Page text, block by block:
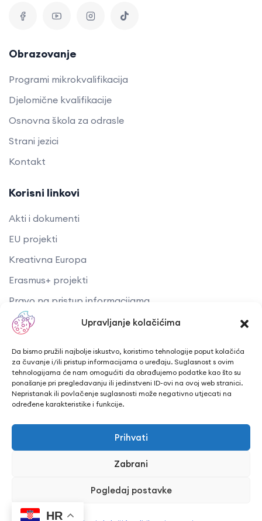
Upravljanje kolačićima
Da bismo pružili najbolje iskustvo, koristimo tehnologije poput kolačića
za čuvanje i/ili pristup informacijama o uređaju. Suglasnost s ovim
tehnologijama će nam omogućiti da obrađujemo podatke kao što su
ponašanje pri pregledavanju ili jedinstveni ID-ovi na ovoj web stranici.
Nepristanak ili povlačenje suglasnosti može negativno utjecati na
određene karakteristike i funkcije.
Prihvati
Zabrani
Pogledaj postavke
Obrazovanje
Programi mikrokvalifikacija
Djelomične kvalifikacije
Osnovna škola za odrasle
Strani jezici
Kontakt
Korisni linkovi
Akti i dokumenti
EU projekti
Kreativna Europa
Erasmus+ projekti
​​​​​​​Pravo na pristup informacijama
Arhiva objava
Kontaktirajte nas
Telefon: + 385 43 241 298
Email: info@cuk.hr
Lokacija: Trg hrvatskih branitelja 15, Bjelovar
CUK Bjelovar © Sva prava pridržana 2026. | WEB
HR